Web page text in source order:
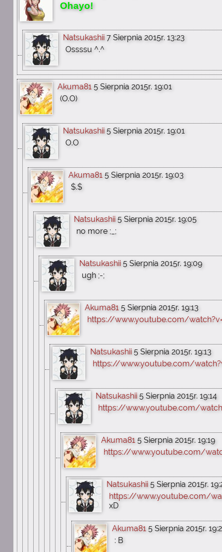
Ohayo!
Natsukashii 7 Sierpnia 2015r. 13:23
Ossssu ^.^
Akuma81 5 Sierpnia 2015r. 19:01
(O.O)
Natsukashii 5 Sierpnia 2015r. 19:01
O.O
Akuma81 5 Sierpnia 2015r. 19:03
$.$
Natsukashii 5 Sierpnia 2015r. 19:05
no more ;_;
Natsukashii 5 Sierpnia 2015r. 19:09
ugh ;-;
Akuma81 5 Sierpnia 2015r. 19:13
https://www.youtube.com/
Natsukashii 5 Sierpnia 2015r. 19:13
https://www.youtube.com/
Natsukashii 5 Sierpnia 2015r. 19:14
https://www.youtube.com/
Akuma81 5 Sierpnia 2015r. 19:19
https://www.youtube.com/
Natsukashii 5 Sierpnia 2015r.
https://www.youtube.com/
xD
Akuma81 5 Sierpnia 2015r.
: B